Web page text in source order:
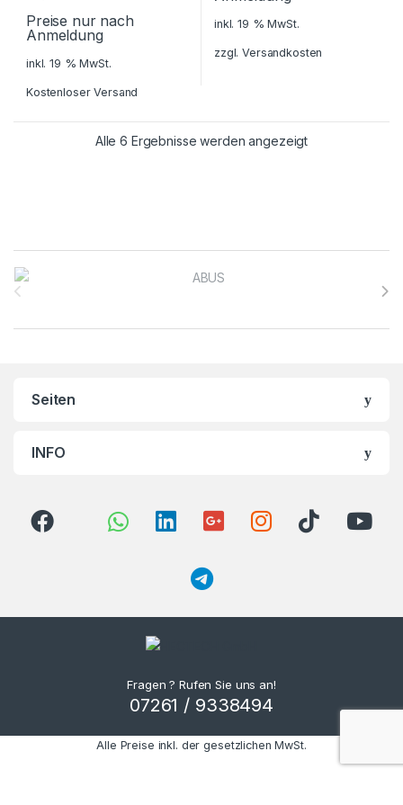
Preise nur nach
Anmeldung
inkl. 19 % MwSt.
Kostenloser Versand
inkl. 19 % MwSt.
zzgl.Versandkosten
Alle 6 Ergebnisse werden angezeigt
Brands Carousel
Seiten
INFO
Fragen ? Rufen Sie uns an!
07261 / 9338494
Alle Preise inkl. der gesetzlichen MwSt.